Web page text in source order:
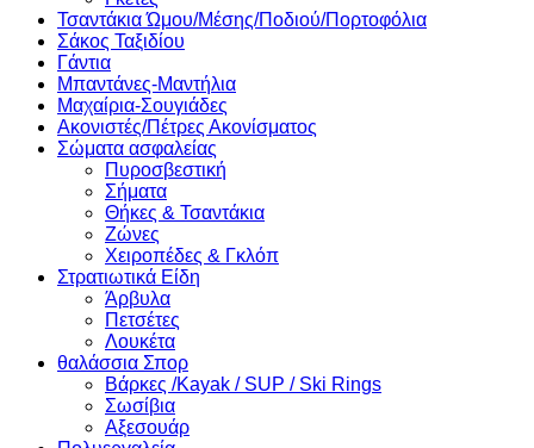
Τσαντάκια Ώμου/Μέσης/Ποδιού/Πορτοφόλια
Σάκος Ταξιδίου
Γάντια
Μπαντάνες-Μαντήλια
Μαχαίρια-Σουγιάδες
Ακονιστές/Πέτρες Ακονίσματος
Σώματα ασφαλείας
Πυροσβεστική
Σήματα
Θήκες & Τσαντάκια
Ζώνες
Χειροπέδες & Γκλόπ
Στρατιωτικά Είδη
Άρβυλα
Πετσέτες
Λουκέτα
θαλάσσια Σπορ
Βάρκες /Kayak / SUP / Ski Rings
Σωσίβια
Αξεσουάρ